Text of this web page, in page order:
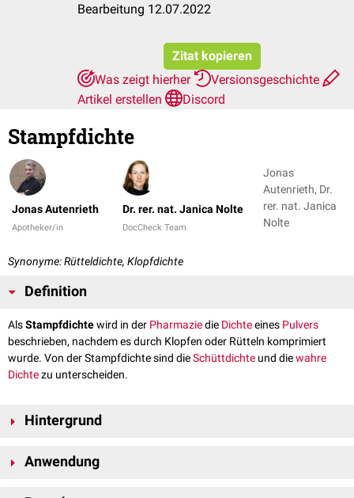
Bearbeitung 12.07.2022
Zitat kopieren
Was zeigt hierher
Versionsgeschichte
Artikel erstellen
Discord
Stampfdichte
Jonas Autenrieth
Apotheker/in
Dr. rer. nat. Janica Nolte
DocCheck Team
Jonas
Autenrieth, Dr.
rer. nat. Janica
Nolte
Synonyme: Rütteldichte, Klopfdichte
Definition
AlsStampfdichtewird in der Pharmaziedie Dichteeines Pulvers
beschrieben, nachdem es durch Klopfen oder Rütteln komprimiert
wurde. Von der Stampfdichte sind dieSchüttdichte und diewahre
Dichtezu unterscheiden.
Hintergrund
komprimiert, erhält man die Stampfdichte. Die Stampfdichte ist immer
Anwendung